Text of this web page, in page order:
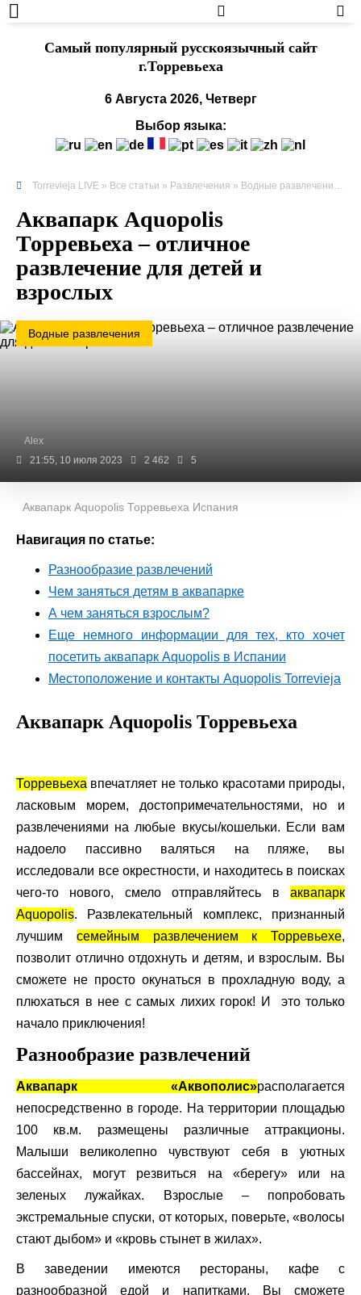
Cамый популярный русскоязычный сайт
г.Торревьеха
6 Августа 2026, Четверг
Выбор языка:
Torrevieja LIVE » Все статьи » Развлечения » Водные развлечения »
Аквапарк Aquopolis
Торревьеха – отличное
развлечение для детей и
взрослых
Водные развлечения
Alex
21:55, 10 июля 2023
2 462 5
Аквапарк Aquopolis Торревьеха Испания
Навигация по статье:
Разнообразие развлечений
Чем заняться детям в аквапарке
А чем заняться взрослым?
Еще немного информации для тех, кто хочет
посетить аквапарк Aquopolis в Испании
Местоположение и контакты Aquopolis Torrevieja
Аквапарк Aquopolis Торревьеха
Торревьеха впечатляет не только красотами природы,
ласковым морем, достопримечательностями, но и
развлечениями на любые вкусы/кошельки. Если вам
надоело пассивно валяться на пляже, вы
исследовали все окрестности, и находитесь в поисках
чего-то нового, смело отправляйтесь в аквапарк
Aquopolis. Развлекательный комплекс, признанный
лучшим семейным развлечением к Торревьехе,
позволит отлично отдохнуть и детям, и взрослым. Вы
сможете не просто окунаться в прохладную воду, а
плюхаться в нее с самых лихих горок! И это только
начало приключения!
Разнообразие развлечений
Аквапарк «Аквополис»располагается
непосредственно в городе. На территории площадью
100 кв.м. размещены различные аттракционы.
Малыши великолепно чувствуют себя в уютных
бассейнах, могут резвиться на «берегу» или на
зеленых лужайках. Взрослые – попробовать
экстремальные спуски, от которых, поверьте, «волосы
стают дыбом» и «кровь стынет в жилах».
В заведении имеются рестораны, кафе с
разнообразной едой и напитками. Вы сможете